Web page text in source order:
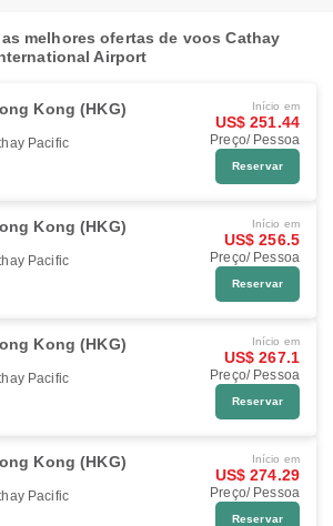
melhores ofertas de voos Cathay
Airport
Kong (HKG)
Pacific
Início em
US$ 251.44
Preço/ Pessoa
Reservar
Kong (HKG)
Pacific
Início em
US$ 256.5
Preço/ Pessoa
Reservar
Kong (HKG)
Pacific
Início em
US$ 267.1
Preço/ Pessoa
Reservar
Kong (HKG)
Pacific
Início em
US$ 274.29
Preço/ Pessoa
Reservar